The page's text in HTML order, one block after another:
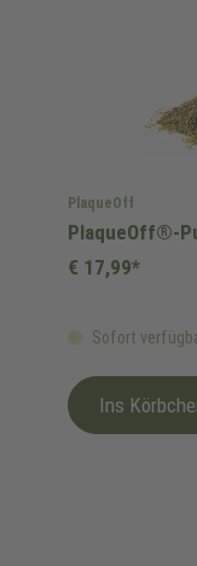
PlaqueOff
PlaqueOff®-
Sofort
€ 17,99*
Ins